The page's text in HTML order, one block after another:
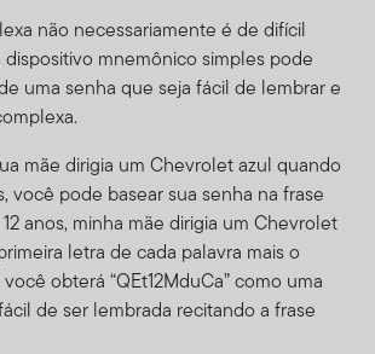
não necessariamente é de difícil
dispositivo mnemônico simples pode
uma senha que seja fácil de lembrar e
mãe dirigia um Chevrolet azul quando
você pode basear sua senha na frase
anos, minha mãe dirigia um Chevrolet
letra de cada palavra mais o
obterá “QEt12MduCa” como uma
de ser lembrada recitando a frase
que podemos coletar e manter sobre
ou anteriores; nossa política com
informação; e as medidas que
a informação.
Informação Pessoal.Seu uso do Site
transmissão de informação, incluindo
identificáveis. Você consente a
informações através de meios
Internet e este consentimento estará
vez que você usar o Site.